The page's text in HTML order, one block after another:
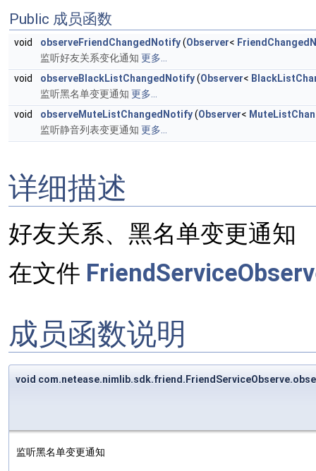
Public 成员函数
void observeFriendChangedNotify(Observer<
监听好友关系变化通知 更多...
void
observeBlackListChangedNotify(Observer<
监听黑名单变更通知 更多...
void
observeMuteListChangedNotify(Observer<
监听静音列表变更通知 更多...
详细描述
好友关系、黑名单变更通知
在文件
成员函数说明
void
监听黑名单变更通知